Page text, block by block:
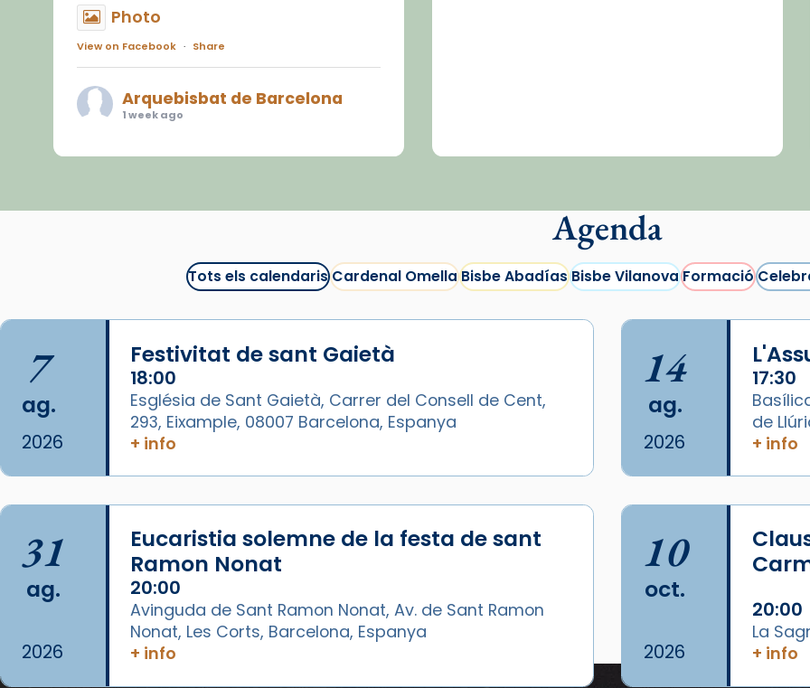
Photo
View on Facebook · Share
Arquebisbat de Barcelona
1 week ago
juliol la missa de Les Santes de
📸 J. Merino
Photo
View on Facebook · Share
Arquebisbat de Barcelonais at
Aquest dilluns, 27 de juliol, ha
tingut lloc la missa d’acció de
gràcies en agraïment al comitè
organitzador de la visita
apostòlica del Sant Pare Lleó XIV
a Barcelona, i als col·laboradors,
Agenda
Tots els calendarisCardenal OmellaBisbe AbadíasBisbe VilanovaFormació
7
ag.
2026
Festivitat de sant Gaietà
18:00
Església de Sant Gaietà, Carrer del Consell de Cent,
293, Eixample, 08007 Barcelona, Espanya
+ info
14
ag.
2026
17:30
de
+ info
31
ag.
2026
Eucaristia solemne de la festa de sant
Ramon Nonat
20:00
Avinguda de Sant Ramon Nonat, Av. de Sant Ramon
Nonat, Les Corts, Barcelona, Espanya
+ info
10
oct.
2026
20:00
La
+ info